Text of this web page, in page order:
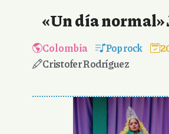
«Un día normal»
Colombia Pop rock
Cristofer Rodríguez